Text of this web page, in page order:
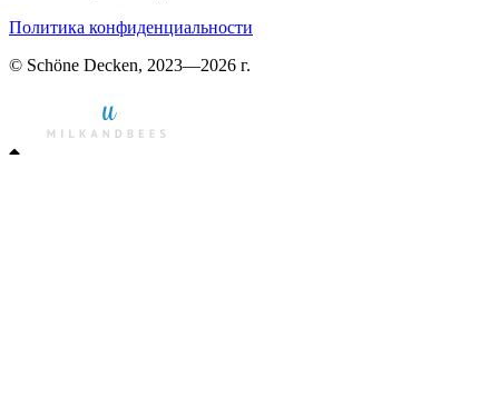
Политика конфиденциальности
© Schöne Decken, 2023—2026 г.